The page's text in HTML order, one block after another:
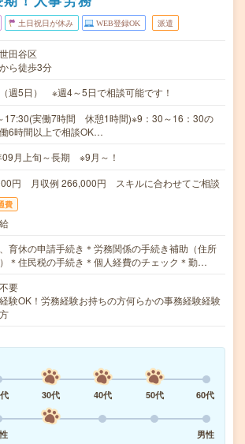
土日祝日が休み WEB登録OK 派遣
田谷区
ら徒歩3分
週5日） ※週4～5日で相談可能です！
17:30(実働7時間 休憩1時間)※9：30～16：30の
6時間以上で相談OK…
月上旬～長期 ※9月～！
円 月収例 266,000円 スキルに合わせてご相談
費
育休の申請手続き＊労務関係の手続き補助（住所
＊住民税の手続き＊個人経費のチェック＊勤…
要
験OK！労務経験お持ちの方何らかの事務経験経験
30代 40代 50代
60代
男性